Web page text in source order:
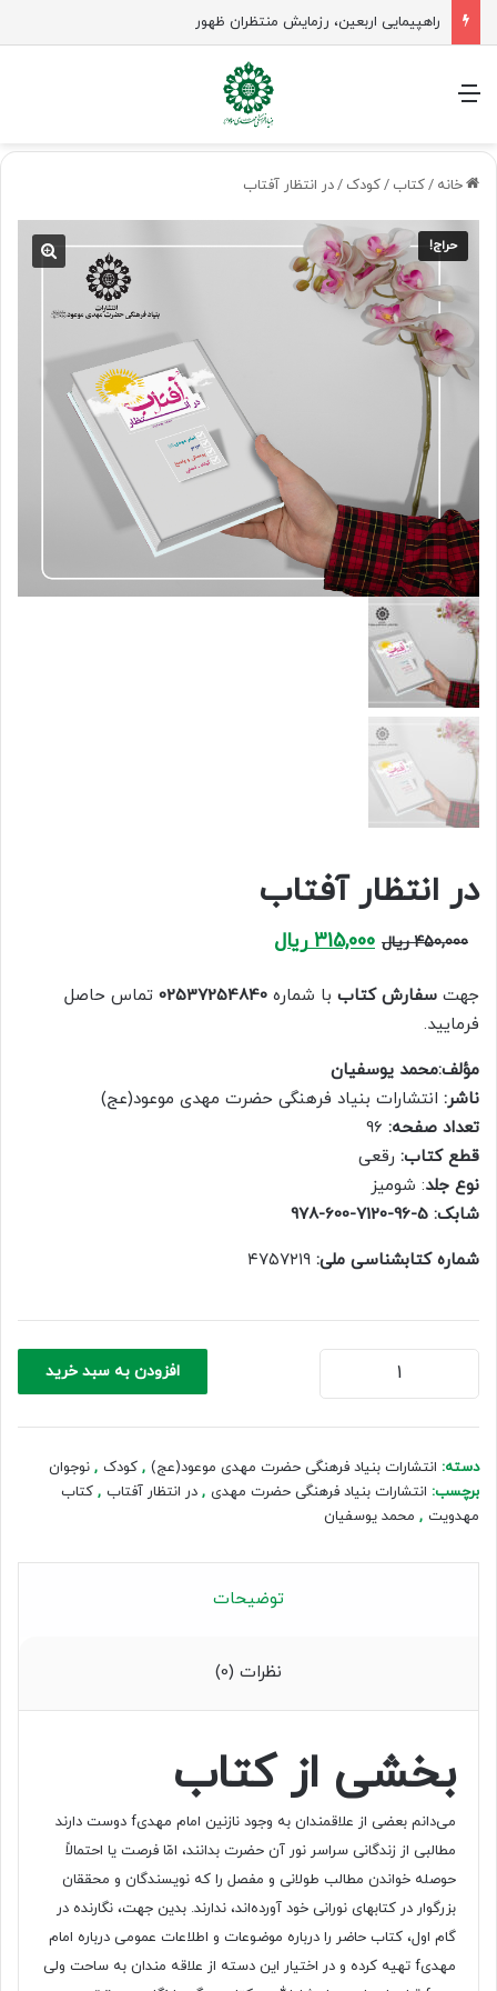
منو
خانه /کتاب /کودک /در انتظار آفتاب
حراج!
در انتظار آفتاب
450,000 ریال Original
was:
450,000 ریال.
315,000 ریال
is:
جهت سفارش کتاب با شماره 02537254840 تماس حاصل
فرمایید.
مؤلف:محمد یوسفیان
ناشر: انتشارات بنیاد فرهنگی حضرت مهدی موعود(عج)
تعداد صفحه:
قطع کتاب: رقعی
نوع جلد: شومیز
شابک: 5-96-7120-600-978
شماره کتابشناسی ملی:
در
آفتاب
عدد
افزودن به سبد خرید
دسته: انتشارات بنیاد فرهنگی حضرت مهدی موعود(عج) , کودک , نوجوان
برچسب: انتشارات بنیاد فرهنگی حضرت مهدی , در انتظار آفتاب , کتاب
مهدویت , محمد یوسفیان
توضیحات
نظرات (0)
بخشی از کتاب
می‌دانم بعضی از علاقمندان به وجود نازنین امام مهدیf دوست دارند
مطالبی از زندگانی سراسر نور آن حضرت بدانند، امّا فرصت یا احتمالاً
حوصله خواندن مطالب طولانی و مفصل را که نویسندگان و محققان
بزرگوار در کتابهای نورانی خود آورده‌اند، ندارند. بدین جهت، نگارنده در
گام اول، کتاب حاضر را درباره موضوعات و اطلاعات عمومی درباره امام
مهدیf تهیه کرده و در اختیار این دسته از علاقه مندان به ساحت ولی